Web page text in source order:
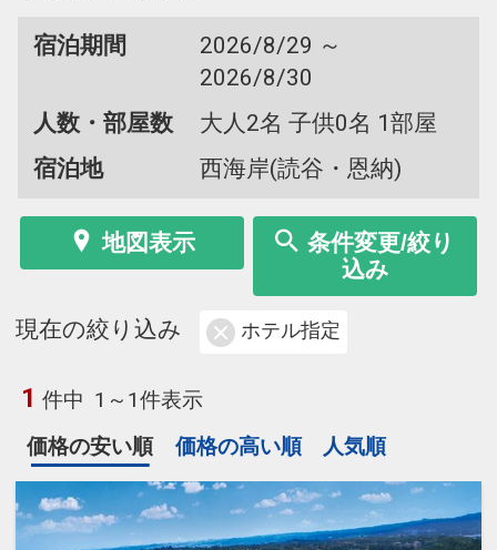
宿泊期間
2026/8/29 ～
2026/8/30
人数・部屋数
大人2名 子供0名 1部屋
宿泊地
西海岸(読谷・恩納)
地図表示
条件変更/絞り
込み
現在の絞り込み ホテル指定
1 件中 1～1件表示
価格の安い順
価格の高い順 人気順